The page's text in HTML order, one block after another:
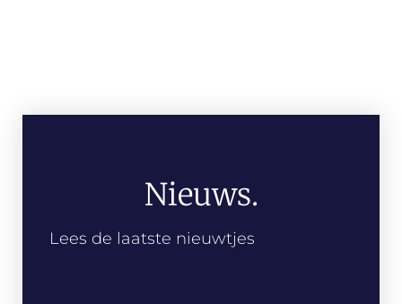
Nieuws.
Lees de laatste nieuwtjes